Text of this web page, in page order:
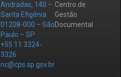
Andradas, 140 –
Santa Efigênia
01208-000 – São
Paulo – SP
+55 11 3324-
3326
ric@cps.sp.gov.br
Centro de
Gestão
Documental